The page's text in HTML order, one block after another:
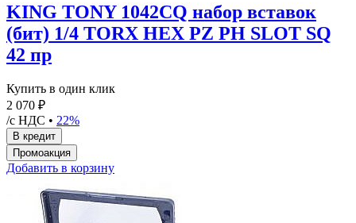
KING TONY 1042CQ набор вставок
(бит) 1/4 TORX HEX PZ PH SLOT SQ
42 пр
Купить в один клик
2 070 ₽
/с НДС • 22%
Добавить в корзину